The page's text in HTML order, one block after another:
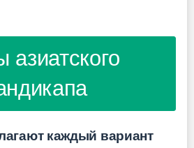
азиатского
каждый вариант